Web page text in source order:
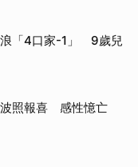
浪「4口家-1」 9歲兒
照報喜 感性憶亡